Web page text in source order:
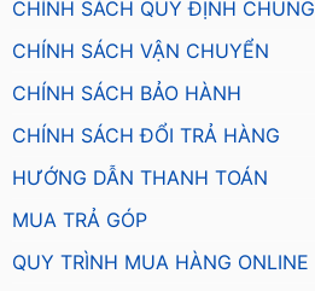
CHÍNH SÁCH QUY ĐỊNH CHUNG
CHÍNH SÁCH VẬN CHUYỂN
CHÍNH SÁCH BẢO HÀNH
CHÍNH SÁCH ĐỔI TRẢ HÀNG
HƯỚNG DẪN THANH TOÁN
MUA TRẢ GÓP
QUY TRÌNH MUA HÀNG ONLINE